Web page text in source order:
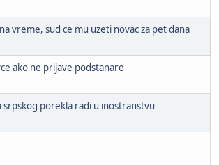
vreme, sud ce mu uzeti novac za pet dana
ako ne prijave podstanare
srpskog porekla radi u inostranstvu